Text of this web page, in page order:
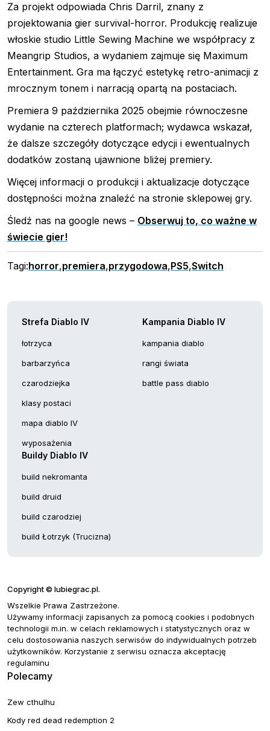
Za projekt odpowiada Chris Darril, znany z
projektowania gier survival-horror. Produkcję realizuje
włoskie studio Little Sewing Machine we współpracy z
Meangrip Studios, a wydaniem zajmuje się Maximum
Entertainment. Gra ma łączyć estetykę retro-animacji z
mrocznym tonem i narracją opartą na postaciach.
Premiera 9 października 2025 obejmie równoczesne
wydanie na czterech platformach; wydawca wskazał,
że dalsze szczegóły dotyczące edycji i ewentualnych
dodatków zostaną ujawnione bliżej premiery.
Więcej informacji o produkcji i aktualizacje dotyczące
dostępności można znaleźć na stronie sklepowej gry.
Śledź nas na google news – Obserwuj to, co ważne w
świecie gier!
Tagi:horror,premiera,przygodowa,PS5,Switch
Strefa Diablo IV
łotrzyca
barbarzyńca
czarodziejka
klasy postaci
mapa diablo IV
wyposażenia
Kampania Diablo IV
kampania diablo
rangi świata
battle pass diablo
Buildy Diablo IV
build nekromanta
build druid
build czarodziej
build Łotrzyk (Trucizna)
Copyright © lubiegrac.pl.
Wszelkie Prawa Zastrzeżone.
Używamy informacji zapisanych za pomocą cookies i podobnych
technologii m.in. w celach reklamowych i statystycznych oraz w
celu dostosowania naszych serwisów do indywidualnych potrzeb
użytkowników. Korzystanie z serwisu oznacza akceptację
regulaminu
Polecamy
Zew cthulhu
Kody red dead redemption 2